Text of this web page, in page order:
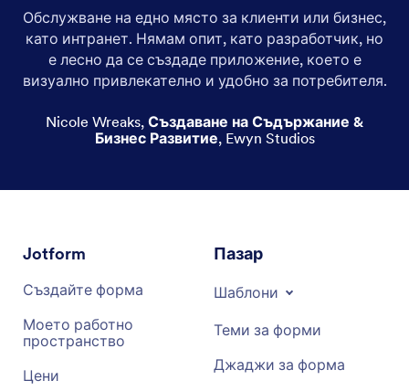
Карти
Музикални инструменти
комплекти, басейни и други.)
Обслужване на едно място за клиенти или бизнес,
като интранет. Нямам опит, като разработчик, но
е лесно да се създаде приложение, което е
визуално привлекателно и удобно за потребителя.
Nicole Wreaks, Създаване на Съдържание &
Бизнес Развитие, Ewyn Studios
Jotform
Създайте форма
Моето работно
пространство
Цени
Пазар
Шаблони
Теми за форми
Джаджи за форма